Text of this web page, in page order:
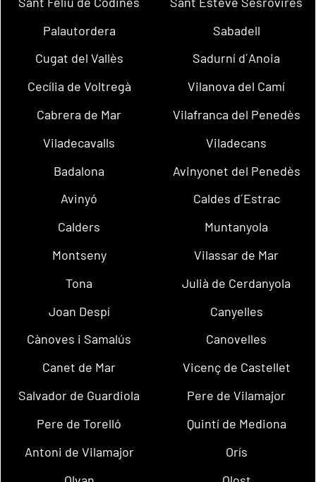
Palautordera
Sabadell
Cugat del Vallès
Sadurní d´Anoia
Cecília de Voltregà
Vilanova del Camí
Cabrera de Mar
Vilafranca del Penedès
Viladecavalls
Viladecans
Badalona
Avinyonet del Penedès
Avinyó
Caldes d´Estrac
Calders
Muntanyola
Montseny
Vilassar de Mar
Tona
Julià de Cerdanyola
Joan Despí
Canyelles
Cànoves i Samalús
Canovelles
Canet de Mar
Vicenç de Castellet
Salvador de Guardiola
Pere de Vilamajor
Pere de Torelló
Quintí de Mediona
Antoni de Vilamajor
Orís